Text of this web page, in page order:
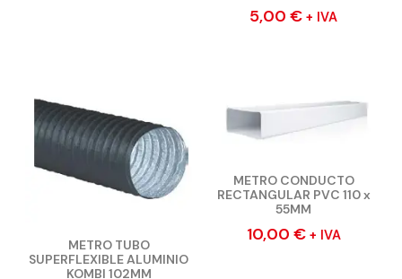
5,00 € + IVA
METRO TUBO
SUPERFLEXIBLE ALUMINIO
KOMBI 102MM
METRO CONDUCTO
RECTANGULAR PVC 110 x
55MM
10,00 € + IVA